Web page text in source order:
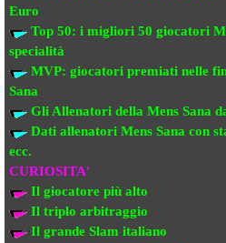
Euro
Top 50: i migliori 50 giocatori
specialità
MVP: giocatori premiati nelle
Sana
Gli Allenatori della Mens Sana
Dati allenatori Mens Sana con
ecc.
CURIOSITA'
Il giocatore più alto
Il triplo arbitraggio
Il grande Slam italiano